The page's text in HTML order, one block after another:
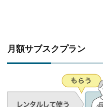
月額サブスクプラン